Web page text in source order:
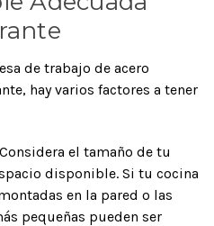
de trabajo de acero
hay varios factores a tener
Considera el tamaño de tu
disponible. Si tu cocina
en la pared o las
pequeñas pueden ser